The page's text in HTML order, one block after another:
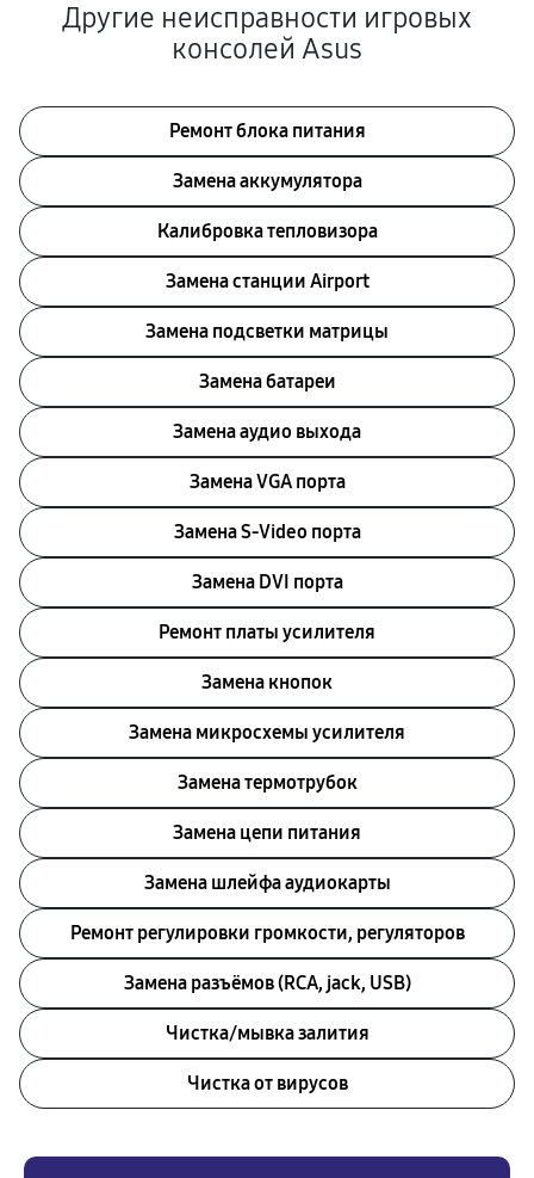
Другие неисправности игровых
консолей Asus
Ремонт блока питания
Замена аккумулятора
Калибровка тепловизора
Замена станции Airport
Замена подсветки матрицы
Замена батареи
Замена аудио выхода
Замена VGA порта
Замена S-Video порта
Замена DVI порта
Ремонт платы усилителя
Замена кнопок
Замена микросхемы усилителя
Замена термотрубок
Замена цепи питания
Замена шлейфа аудиокарты
Ремонт регулировки громкости, регуляторов
Замена разъёмов (RCA, jack, USB)
Чистка/мывка залития
Чистка от вирусов